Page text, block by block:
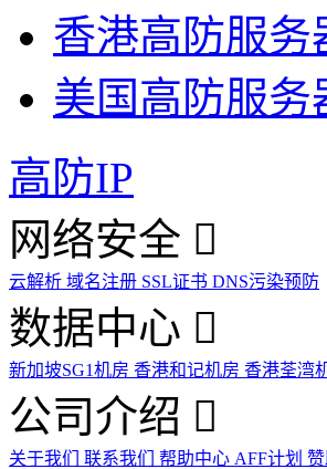
香港高防服务
美国高防服务
高防IP
网络安全
云解析 域名注册 SSL证书 DNS污染预防
数据中心
新加坡SG1机房 香港和记机房 香港荃湾
公司介绍
关于我们 联系我们 帮助中心 AFF计划 赞